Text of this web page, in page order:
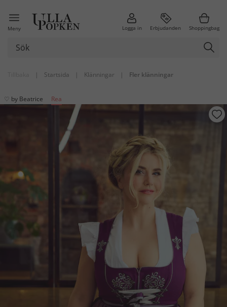
Meny Logga in Erbjudanden Shoppingbag
| Startsida | Klänningar | Fler klänningar
♡ by Beatrice Rea